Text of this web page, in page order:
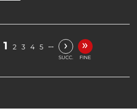
1 2 3 4 5 … ›
SUCC.
»
FINE